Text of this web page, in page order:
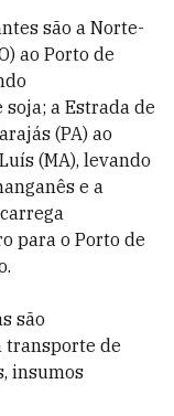
são a Norte-
ao Porto de
a Estrada de
(PA) ao
(MA), levando
e a
para o Porto de
são
de
insumos